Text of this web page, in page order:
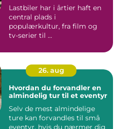
Lastbiler har i årtier haft en
central plads i
populærkultur, fra film og
tv-serier til ...
26. aug
Hvordan du forvandler en
almindelig tur til et eventyr
Selv de mest almindelige
ture kan forvandles til små
eventyr, hvis du nærmer dig